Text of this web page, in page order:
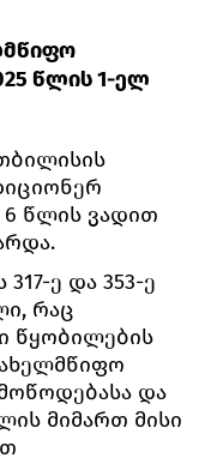
წლის 1-ელ
6 წლის ვადით
ე და 353-ე
რაც
წყობილების
და
მიმართ მისი